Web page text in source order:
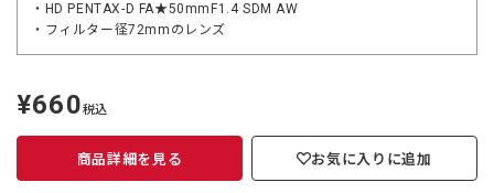
・HD PENTAX-D FA★50mmF1.4 SDM AW
・フィルター径72mmのレンズ
定
価
¥660税込
商品詳細を見る お気に入りに追加